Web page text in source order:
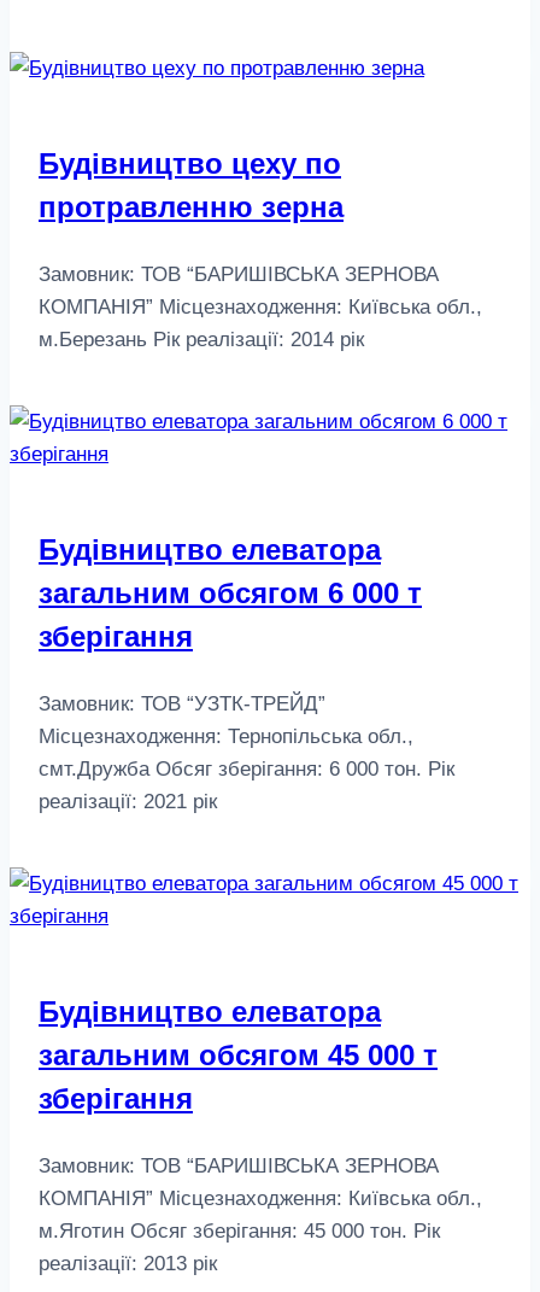
Будівництво цеху по
протравленню зерна
Замовник: ТОВ “БАРИШІВСЬКА ЗЕРНОВА
КОМПАНІЯ” Місцезнаходження: Київська обл.,
м.Березань Рік реалізації: 2014 рік
Будівництво елеватора
загальним обсягом 6 000 т
зберігання
Замовник: ТОВ “УЗТК-ТРЕЙД”
Місцезнаходження: Тернопільська обл.,
смт.Дружба Обсяг зберігання: 6 000 тон. Рік
реалізації: 2021 рік
Будівництво елеватора
загальним обсягом 45 000 т
зберігання
Замовник: ТОВ “БАРИШІВСЬКА ЗЕРНОВА
КОМПАНІЯ” Місцезнаходження: Київська обл.,
м.Яготин Обсяг зберігання: 45 000 тон. Рік
реалізації: 2013 рік